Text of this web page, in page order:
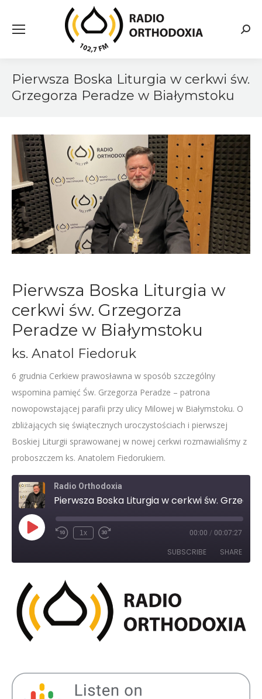
Pierwsza Boska Liturgia w cerkwi św.
Grzegorza Peradze w Białymstoku
Pierwsza Boska Liturgia w
cerkwi św. Grzegorza
Peradze w Białymstoku
ks. Anatol Fiedoruk
6 grudnia Cerkiew prawosławna w sposób szczególny
wspomina pamięć Św. Grzegorza Peradze – patrona
nowopowstającej parafii przy ulicy Milowej w Białymstoku. O
zbliżających się świątecznych uroczystościach i pierwszej
Boskiej Liturgii sprawowanej w nowej cerkwi rozmawialiśmy z
proboszczem ks. Anatolem Fiedorukiem.
Radio Orthodoxia
Play
EpisodeRewind
1x
Fast
seconds
00:00 / 00:07:27
SUBSCRIBE SHARE
RSS FEED
SHARE
LINK
EMBED